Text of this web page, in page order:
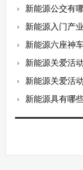
新能源公交有
新能源入门产
新能源六座神
新能源关爱活
新能源关爱活
新能源具有哪